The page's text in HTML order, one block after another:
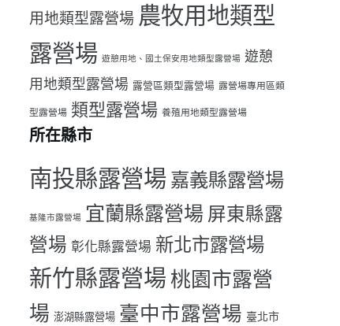
用地類型露營場 農牧用地類型
露營場 遊憩用地、國土保安用地類型露營場 遊憩
用地類型露營場 露營區類型露營場 露營場專用區類
型露營場 類型露營場 養殖用地類型露營場
所在縣市
南投縣露營場 嘉義縣露營場
基隆市露營場 宜蘭縣露營場 屏東縣露
營場 彰化縣露營場 新北市露營場
新竹縣露營場 桃園市露營
場 澎湖縣露營場 臺中市露營場 臺北市